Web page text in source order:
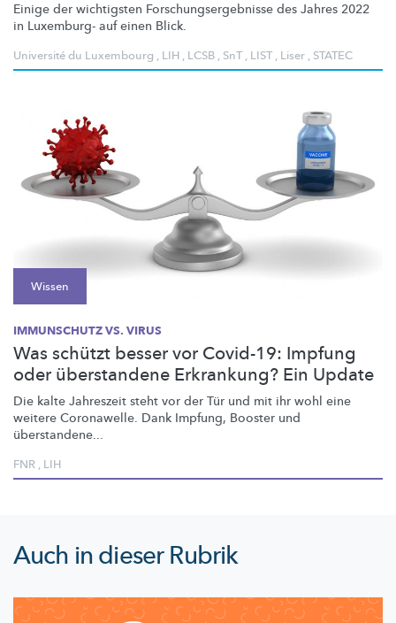
Einige der wichtigsten Forschungsergebnisse des Jahres 2022
in Luxemburg- auf einen Blick.
Université du Luxembourg , LIH , LCSB , SnT, LIST, Liser , STATEC
Wissen
IMMUNSCHUTZ VS. VIRUS
Was schützt besser vor Covid-19: Impfung
oder überstandene Erkrankung? Ein Update
Die kalte Jahreszeit steht vor der Tür und mit ihr wohl eine
weitere Coronawelle. Dank Impfung, Booster und
überstandene...
FNR , LIH
Auch in dieser Rubrik